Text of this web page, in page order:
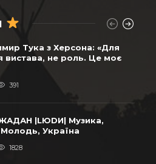
Тука з Херсона: «Для
вистава, не роль. Це моє
391
ЖАДАН |LЮDИ| Музика,
Молодь, Україна
1828